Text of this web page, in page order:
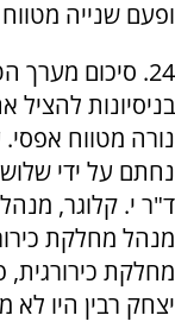
ופעם שנייה
24. סיכום מערך
בניסיונות להציל
נורה מטווח
נחתם על ידי
ד"ר י. קלוגר,
מנהל מחלקת
מחלקת
יצחק רבין היו לא